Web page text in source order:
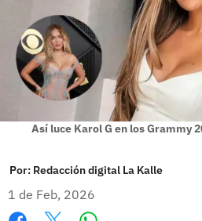
Así luce Karol G en los Grammy
Por: Redacción digital La Kalle
1 de Feb, 2026